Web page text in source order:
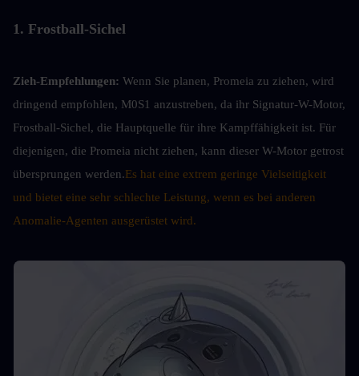
1. Frostball-Sichel
Zieh-Empfehlungen: Wenn Sie planen, Promeia zu ziehen, wird
dringend empfohlen, M0S1 anzustreben, da ihr Signatur-W-Motor,
Frostball-Sichel, die Hauptquelle für ihre Kampffähigkeit ist. Für
diejenigen, die Promeia nicht ziehen, kann dieser W-Motor getrost
übersprungen werden.Es hat eine extrem geringe Vielseitigkeit
und bietet eine sehr schlechte Leistung, wenn es bei anderen
Anomalie-Agenten ausgerüstet wird.